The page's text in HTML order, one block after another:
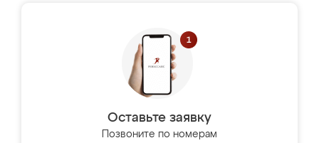
Оставьте заявку
Позвоните по номерам